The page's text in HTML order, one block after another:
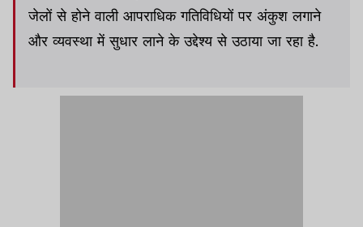
जेलों से होने वाली आपराधिक गतिविधियों पर अंकुश लगाने
और व्यवस्था में सुधार लाने के उद्देश्य से उठाया जा रहा है.